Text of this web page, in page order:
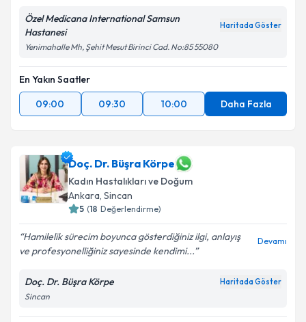
Özel Medicana International Samsun
Hastanesi
Haritada Göster
Yenimahalle Mh, Şehit Mesut Birinci Cad. No:85 55080
En Yakın Saatler
09:00
09:30 10:00 Daha Fazla
Doç. Dr. Büşra Körpe
Kadın Hastalıkları ve Doğum
Ankara, Sincan
5 (18 Değerlendirme)
Hamilelik sürecim boyunca gösterdiğiniz ilgi, anlayış
ve profesyonelliğiniz sayesinde kendimi...
Devamı
Doç. Dr. Büşra Körpe Haritada Göster
Sincan